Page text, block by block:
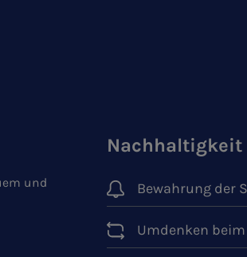
und
Nachhaltigkeit
Bewahrung der
Umdenken